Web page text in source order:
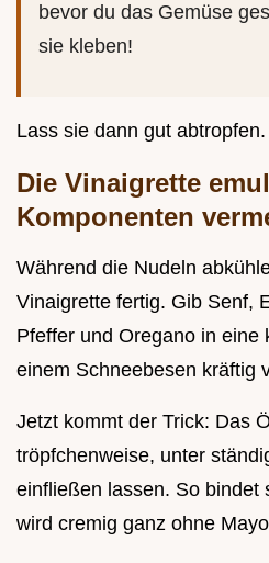
bevor du das Gemüse
sie kleben!
Lass sie dann gut abtropfen.
Die Vinaigrette
Komponenten
Während die Nudeln
Vinaigrette fertig. Gib Senf,
Pfeffer und Oregano in eine
einem Schneebesen kräftig
Jetzt kommt der Trick: Das
tröpfchenweise, unter
einfließen lassen. So bindet
wird cremig ganz ohne